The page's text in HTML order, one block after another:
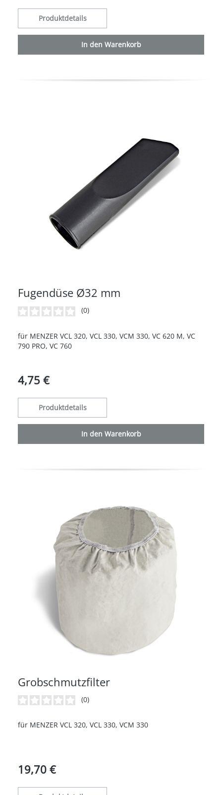
Produktdetails
In den Warenkorb
Fugendüse Ø32 mm
(0)
für MENZER VCL 320, VCL 330, VCM 330, VC 620 M, VC
790 PRO, VC 760
4,75 €
Produktdetails
In den Warenkorb
Grobschmutzfilter
(0)
für MENZER VCL 320, VCL 330, VCM 330
19,70 €